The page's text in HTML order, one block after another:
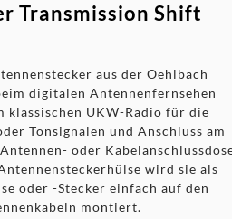
Transmission Shift
aus der Oehlbach
digitalen Antennenfernsehen
klassischen UKW-Radio für die
Tonsignalen und Anschluss am
oder
wird sie als
oder -Stecker einfach auf den
montiert.